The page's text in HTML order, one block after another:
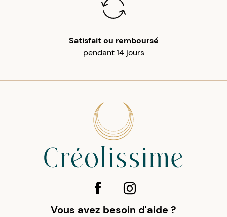
Satisfait ou remboursé
pendant 14 jours
Vous avez besoin d'aide ?